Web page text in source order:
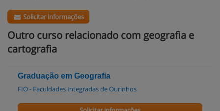
Solicitar informações
Outro curso relacionado com geografia e
cartografia
Graduação em Geografia
FIO - Faculdades Integradas de Ourinhos